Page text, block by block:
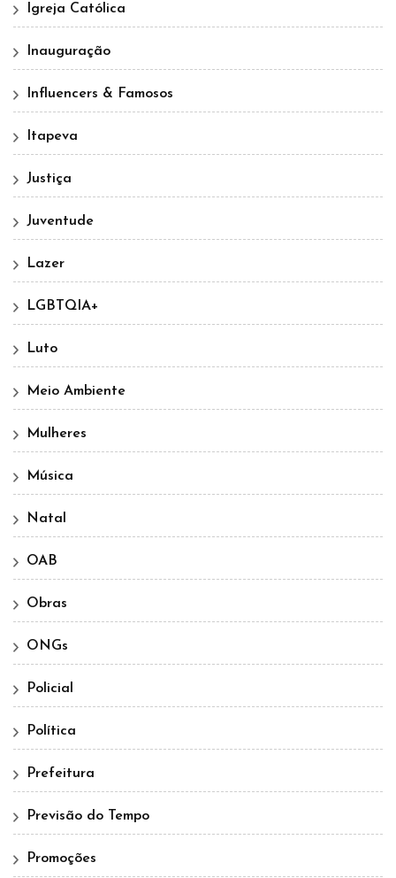
Igreja Católica
Inauguração
Influencers & Famosos
Itapeva
Justiça
Juventude
Lazer
LGBTQIA+
Luto
Meio Ambiente
Mulheres
Música
Natal
OAB
Obras
ONGs
Policial
Política
Prefeitura
Previsão do Tempo
Promoções